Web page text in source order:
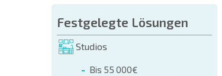
Festgelegte Lösungen
Studios
Bis 55 000€
(name, E-mail, phone)